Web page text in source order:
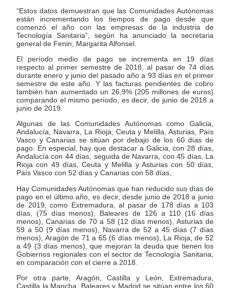
“Estos datos demuestran que las Comunidades Autónomas
están incrementando los tiempos de pago desde que
comenzó el año con las empresas de la industria de
Tecnología Sanitaria”, según ha anunciado la secretaria
general de Fenin, Margarita Alfonsel.
El período medio de pago se incrementa en 19 días
respecto al primer semestre de 2018, al pasar de 74 días
durante enero y junio del pasado año a 93 días en el primer
semestre de este año. Y las facturas pendientes de cobro
también han aumentado un 26,9% (205 millones de euros)
comparando el mismo período, es decir, de junio de 2018 a
junio de 2019.
Algunas de las Comunidades Autónomas como Galicia,
Andalucía, Navarra, La Rioja, Ceuta y Melilla, Asturias, País
Vasco y Canarias se sitúan por debajo de los 60 días de
pago. En especial, hay que destacar a Galicia, con 28 días,
Andalucía con 44 días, seguida de Navarra, con 45 días, La
Rioja con 49 días, Ceuta y Melilla y Asturias con 50 días,
País Vasco con 52 días y Canarias con 58 días,
Hay Comunidades Autónomas que han reducido sus días de
pago en el último año, es decir, desde junio de 2018 a junio
de 2019, como Extremadura, al pasar de 178 días a 103
días, (75 días menos); Baleares de 126 a 110 (16 días
menos), Canarias de 70 a 58 (12 días menos), Asturias de
59 a 50 (9 días menos), Navarra de 52 a 45 días (7 días
menos), Aragón de 71 a 65 (6 días menos), La Rioja, de 52
a 49 (3 días menos), que mejoran la deuda que tienen los
Gobiernos regionales con el sector de Tecnología Sanitaria,
en comparación con el cierre a 2018.
Por otra parte, Aragón, Castilla y León, Extremadura,
Castilla la Mancha, Baleares y Madrid se sitúan entre los 60